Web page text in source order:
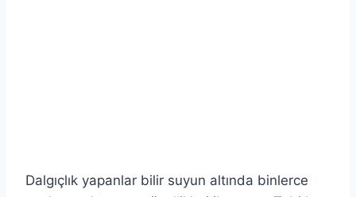
Dalgıçlık yapanlar bilir suyun altında binlerce